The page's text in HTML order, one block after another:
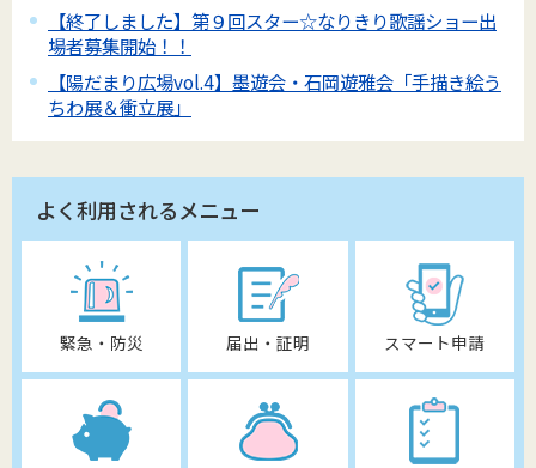
【終了しました】第９回スター☆なりきり歌謡ショー出
場者募集開始！！
【陽だまり広場vol.4】墨遊会・石岡遊雅会「手描き絵う
ちわ展＆衝立展」
よく利用されるメニュー
緊急・防災 届出・証明 スマート申請